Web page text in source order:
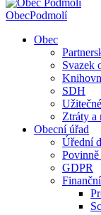
ObecPodmolí
Obec
Svazek
SDH
Ztráty a
Obecní úřad
Úřední
GDPR